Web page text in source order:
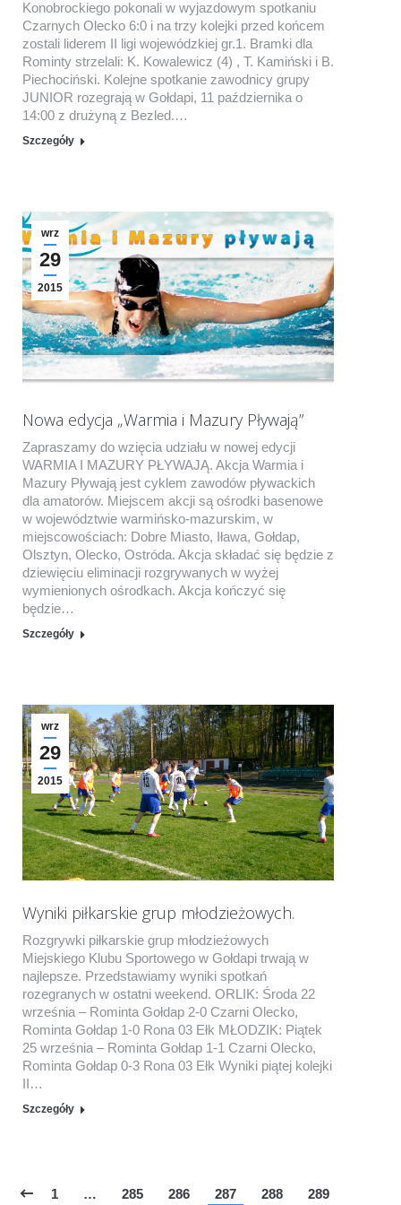
Konobrockiego pokonali w wyjazdowym spotkaniu
Czarnych Olecko 6:0 i na trzy kolejki przed końcem
zostali liderem II ligi wojewódzkiej gr.1. Bramki dla
Rominty strzelali: K. Kowalewicz (4) , T. Kamiński i B.
Piechociński. Kolejne spotkanie zawodnicy grupy
JUNIOR rozegrają w Gołdapi, 11 października o
14:00 z drużyną z Bezled.…
Szczegóły
wrz
29
2015
Nowa edycja „Warmia i Mazury Pływają”
Zapraszamy do wzięcia udziału w nowej edycji
WARMIA I MAZURY PŁYWAJĄ. Akcja Warmia i
Mazury Pływają jest cyklem zawodów pływackich
dla amatorów. Miejscem akcji są ośrodki basenowe
w województwie warmińsko-mazurskim, w
miejscowościach: Dobre Miasto, Iława, Gołdap,
Olsztyn, Olecko, Ostróda. Akcja składać się będzie z
dziewięciu eliminacji rozgrywanych w wyżej
wymienionych ośrodkach. Akcja kończyć się
będzie…
Szczegóły
wrz
29
2015
Wyniki piłkarskie grup młodzieżowych.
Rozgrywki piłkarskie grup młodzieżowych
Miejskiego Klubu Sportowego w Gołdapi trwają w
najlepsze. Przedstawiamy wyniki spotkań
rozegranych w ostatni weekend. ORLIK: Środa 22
września – Rominta Gołdap 2-0 Czarni Olecko,
Rominta Gołdap 1-0 Rona 03 Ełk MŁODZIK: Piątek
25 września – Rominta Gołdap 1-1 Czarni Olecko,
Rominta Gołdap 0-3 Rona 03 Ełk Wyniki piątej kolejki
II…
Szczegóły
1 … 285 286 287 288 289